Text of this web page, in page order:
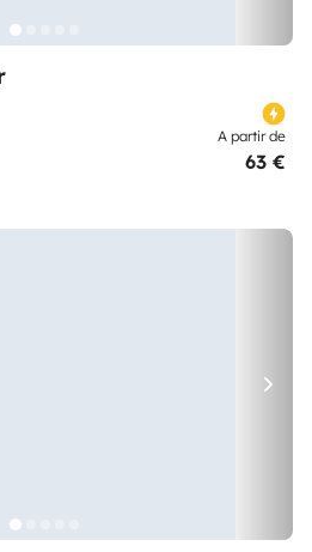
A partir de
63 €